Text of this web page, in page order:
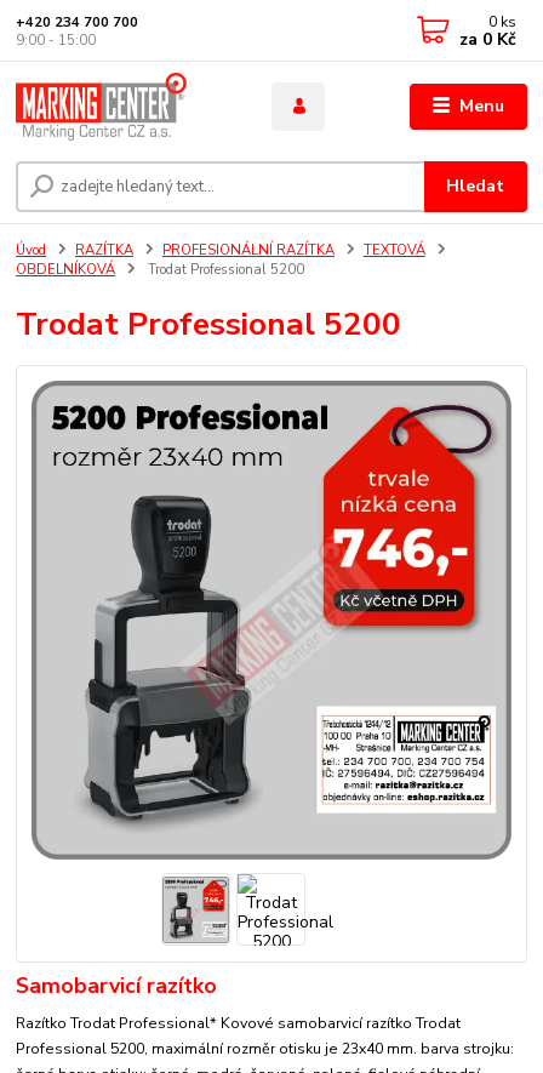
Menu
Hledat
+420 234 700 700
9:00 - 15:00
0 ks
za 0 Kč
Úvod RAZÍTKA PROFESIONÁLNÍ RAZÍTKA
TEXTOVÁ
OBDELNÍKOVÁ
Trodat Professional 5200
Trodat Professional 5200
Samobarvicí razítko
Razítko Trodat Professional* Kovové samobarvicí razítko Trodat
Professional 5200, maximální rozměr otisku je 23x40 mm. barva strojku: